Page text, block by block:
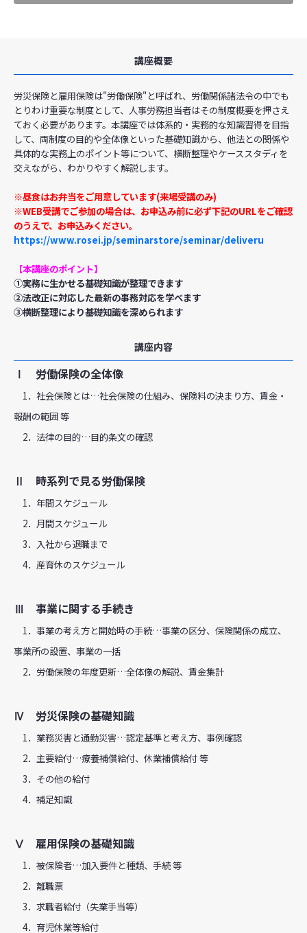
講座概要
労災保険と雇用保険は"労働保険"と呼ばれ、労働関係諸法令の中でも
とりわけ重要な制度として、人事労務担当者はその制度概要を押さえ
ておく必要があります。本講座では体系的・実務的な知識習得を目指
して、両制度の目的や全体像といった基礎知識から、他法との関係や
具体的な実務上のポイント等について、横断整理やケーススタディを
交えながら、わかりやすく解説します。
※昼食はお弁当をご用意しています(来場受講のみ)
※WEB受講でご参加の場合は、お申込み前に必ず下記のURLをご確認
のうえで、お申込みください。
https://www.rosei.jp/seminarstore/seminar/deliveru
【本講座のポイント】
➀実務に生かせる基礎知識が整理できます
➁法改正に対応した最新の事務対応を学べます
③横断整理により基礎知識を深められます
講座内容
Ⅰ 労働保険の全体像
1．社会保険とは…社会保険の仕組み、保険料の決まり方、賃金・
報酬の範囲 等
2．法律の目的…目的条文の確認
Ⅱ 時系列で見る労働保険
1．年間スケジュール
2．月間スケジュール
3．入社から退職まで
4．産育休のスケジュール
Ⅲ 事業に関する手続き
1．事業の考え方と開始時の手続…事業の区分、保険関係の成立、
事業所の設置、事業の一括
2．労働保険の年度更新…全体像の解説、賃金集計
Ⅳ 労災保険の基礎知識
1．業務災害と通勤災害…認定基準と考え方、事例確認
2．主要給付…療養補償給付、休業補償給付 等
3．その他の給付
4．補足知識
Ⅴ 雇用保険の基礎知識
1．被保険者…加入要件と種類、手続 等
2．離職票
3．求職者給付（失業手当等）
4．育児休業等給付